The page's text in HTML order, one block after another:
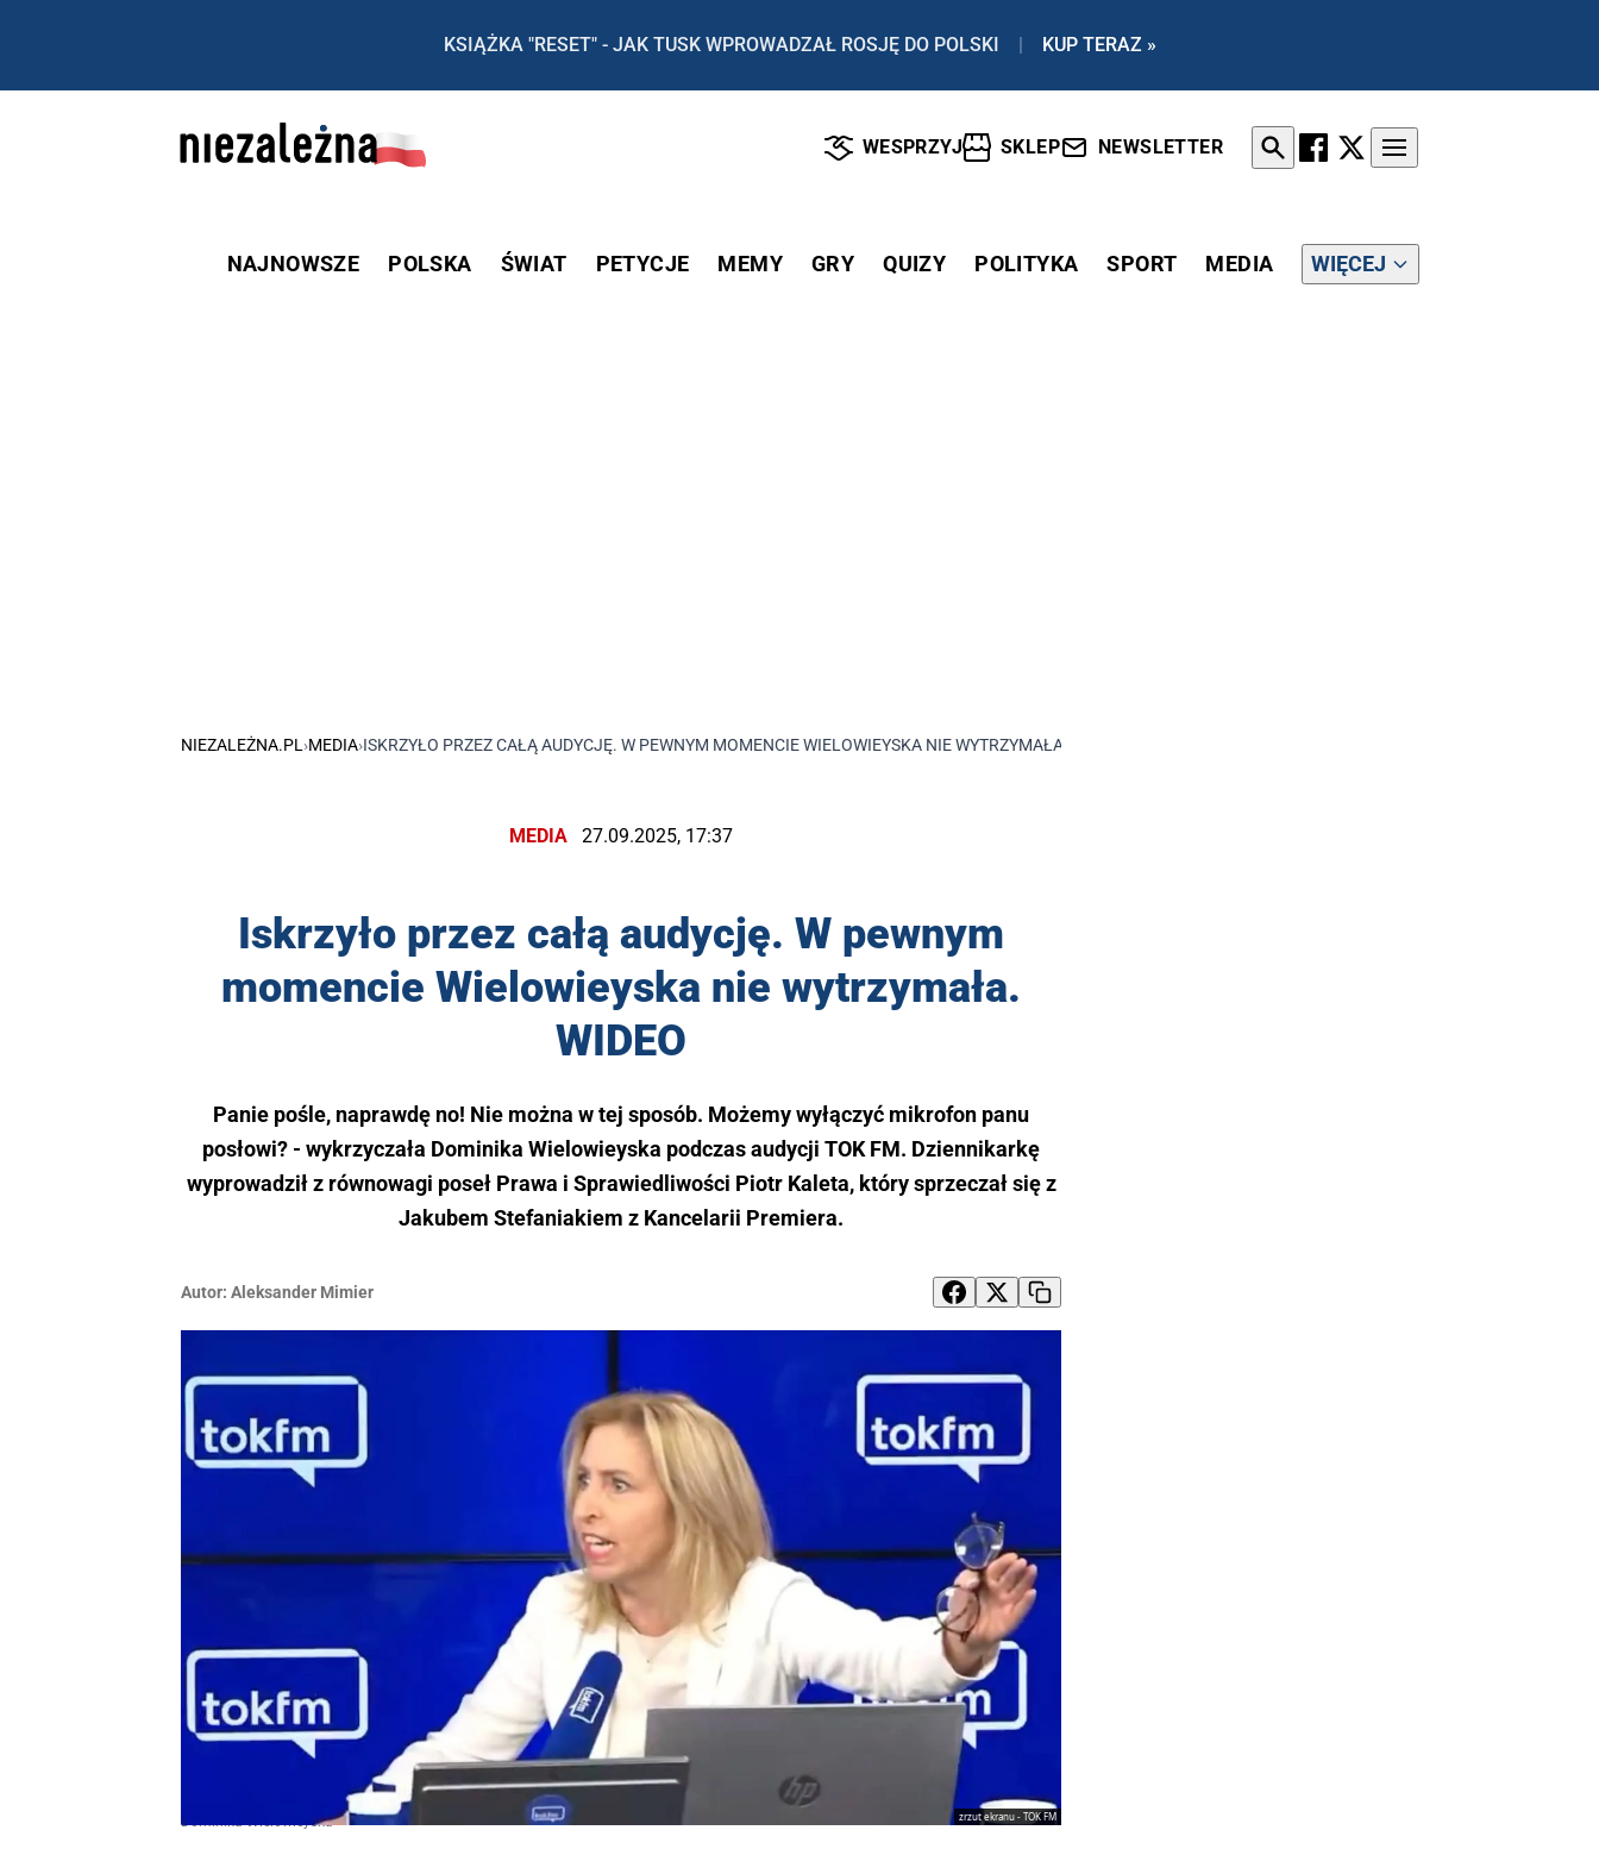
KSIĄŻKA "RESET" - JAK TUSK WPROWADZAŁ ROSJĘ DO POLSKI | KUP TERAZ »
WESPRZYJ SKLEP NEWSLETTER
NAJNOWSZE POLSKA ŚWIAT PETYCJE MEMY GRY QUIZY POLITYKA SPORT MEDIA WIĘCEJ
NIEZALEŻNA.PL ›MEDIA›ISKRZYŁO PRZEZ CAŁĄ AUDYCJĘ. W PEWNYM MOMENCIE WIELOWIEYSKA NIE WYTRZYMAŁA. WIDEO
MEDIA 27.09.2025, 17:37
Iskrzyło przez całą audycję. W pewnym
momencie Wielowieyska nie wytrzymała.
WIDEO
Panie pośle, naprawdę no! Nie można w tej sposób. Możemy wyłączyć mikrofon panu
posłowi? - wykrzyczała Dominika Wielowieyska podczas audycji TOK FM. Dziennikarkę
wyprowadził z równowagi poseł Prawa i Sprawiedliwości Piotr Kaleta, który sprzeczał się z
Jakubem Stefaniakiem z Kancelarii Premiera.
Autor: Aleksander Mimier
zrzut ekranu - TOK FM
Dominika Wielowieyska